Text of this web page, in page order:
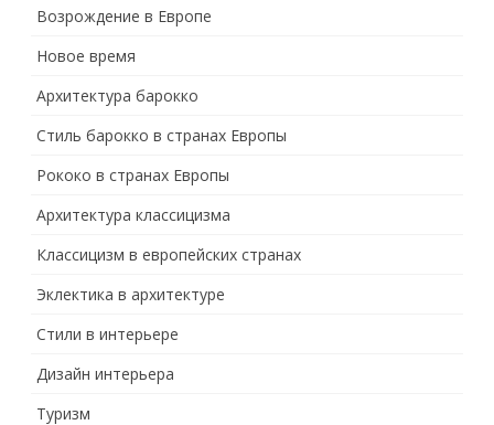
Возрождение в Европе
Новое время
Архитектура барокко
Стиль барокко в странах Европы
Рококо в странах Европы
Архитектура классицизма
Классицизм в европейских странах
Эклектика в архитектуре
Стили в интерьере
Дизайн интерьера
Туризм